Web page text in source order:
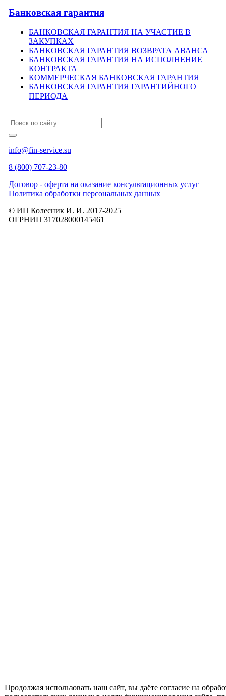
Банковская гарантия
БАНКОВСКАЯ ГАРАНТИЯ НА УЧАСТИЕ В
ЗАКУПКАХ
БАНКОВСКАЯ ГАРАНТИЯ ВОЗВРАТА АВАНСА
БАНКОВСКАЯ ГАРАНТИЯ НА ИСПОЛНЕНИЕ
КОНТРАКТА
КОММЕРЧЕСКАЯ БАНКОВСКАЯ ГАРАНТИЯ
БАНКОВСКАЯ ГАРАНТИЯ ГАРАНТИЙНОГО
ПЕРИОДА
info@fin-service.su
8 (800) 707-23-80
Договор - оферта на оказание консультационных услуг
Политика обработки персональных данных
© ИП Колесник И. И. 2017-2025
ОГРНИП 317028000145461
Продолжая использовать наш сайт, вы даёте согласие на